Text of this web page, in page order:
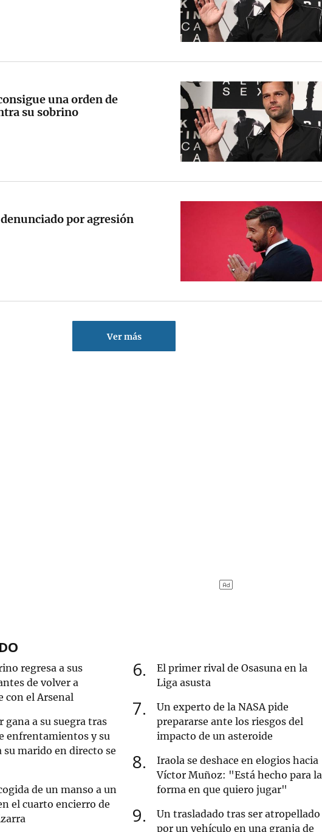
una orden de
su sobrino
por agresión
Ver más
regresa a sus
de volver a
con el Arsenal
gana a su suegra tras
enfrentamientos y su
su marido en directo se
de un manso a un
el cuarto encierro de
6
El primer rival de Osasuna en la
Liga asusta
7
Un experto de la NASA pide
prepararse ante los riesgos del
impacto de un asteroide
8
Iraola se deshace en elogios hacia
Víctor Muñoz: "Está hecho para la
forma en que quiero jugar"
9
Un trasladado tras ser atropellado
por un vehículo en una granja de